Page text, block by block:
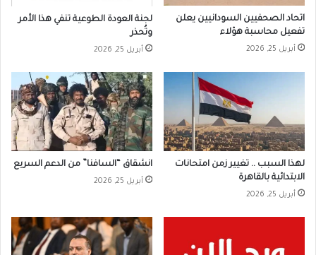
اتحاد الصحفيين السودانيين يعلن
تفعيل محاسبة هؤلاء
أبريل 25, 2026
لجنة العودة الطوعية تنفي هذا الأمر
وتُحذر
أبريل 25, 2026
لهذا السبب .. تغيير زمن امتحانات
الابتدائية بالقاهرة
أبريل 25, 2026
انشقاق “السافنا” من الدعم السريع
أبريل 25, 2026